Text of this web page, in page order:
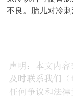
不良。胎儿对冷